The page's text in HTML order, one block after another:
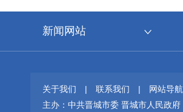
新闻网站
关于我们 | 联系我们 | 网站导航
主办：中共晋城市委 晋城市人民政府